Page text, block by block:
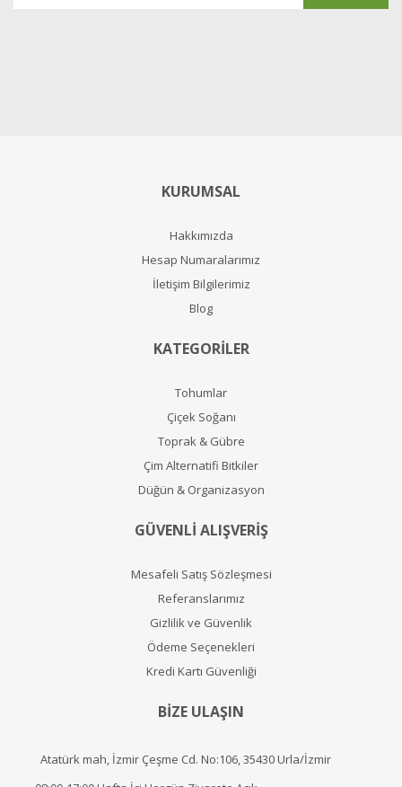
KURUMSAL
Hakkımızda
Hesap Numaralarımız
İletişim Bilgilerimiz
Blog
KATEGORİLER
Tohumlar
Çiçek Soğanı
Toprak & Gübre
Çim Alternatifi Bitkiler
Düğün & Organizasyon
GÜVENLİ ALIŞVERİŞ
Mesafeli Satış Sözleşmesi
Referanslarımız
Gizlilik ve Güvenlik
Ödeme Seçenekleri
Kredi Kartı Güvenliği
BİZE ULAŞIN
Atatürk mah, İzmir Çeşme Cd. No:106, 35430 Urla/İzmir